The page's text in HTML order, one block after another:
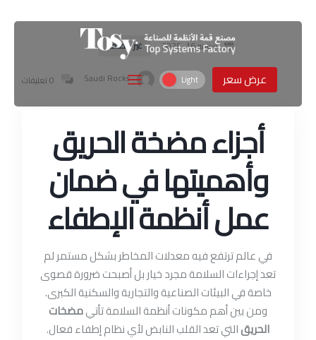
عرض سعر
سبتمبر 16, 2025 غير مصنف
Saudi Rocks 0 تعليقات
أجزاء مضخة الحريق
وأهميتها في ضمان
عمل أنظمة الإطفاء
في عالم ترتفع فيه معدلات المخاطر بشكل مستمر لم
تعد إجراءات السلامة مجرد خيار بل أصبحت ضرورة قصوى
خاصة في البيئات الصناعية والتجارية والسكنية الكبرى.
ومن بين أهم مكونات أنظمة السلامة تأتيمضخات
الحريقالتي تعد القلب النابض لأي نظام إطفاء فعال.